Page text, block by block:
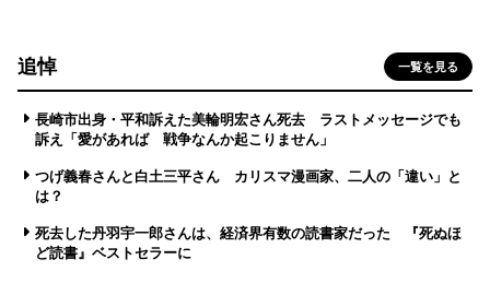
追悼 一覧を見る
長崎市出身・平和訴えた美輪明宏さん死去 ラストメッセージでも
訴え「愛があれば 戦争なんか起こりません」
つげ義春さんと白土三平さん カリスマ漫画家、二人の「違い」と
は？
死去した丹羽宇一郎さんは、経済界有数の読書家だった 『死ぬほ
ど読書』ベストセラーに